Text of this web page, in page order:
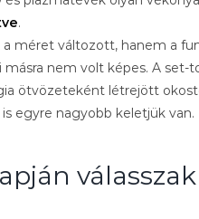
.
a méret változott, hanem a
másra nem volt képes. A set-
ötvözeteként létrejött
egyre nagyobb keletjük van.